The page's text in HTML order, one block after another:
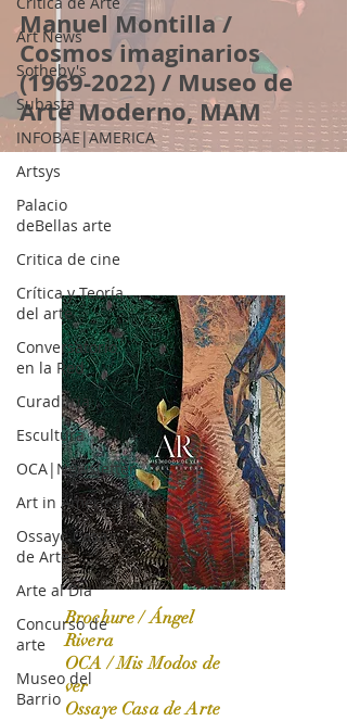
Art News
Sotheby's
Subasta
INFOBAE|AMERICA
Artsys
Palacio
deBellas arte
Critica de cine
Crítica y Teoría
del arte
Conversatorio
en la Red
Curaduria
Escultura
OCA|Newsletter
Art in America
Ossaye Casa
de Arte
Arte al Día
Concurso de
arte
Museo del
Barrio
Manuel Montilla /
Cosmos imaginarios
(1969-2022) / Museo de
Arte Moderno, MAM
OCA|News 31 / Marzo-Abril / 2024
Brochure / Ángel
Rivera
OCA / Mis Modos de
ver
Ossaye Casa de Arte